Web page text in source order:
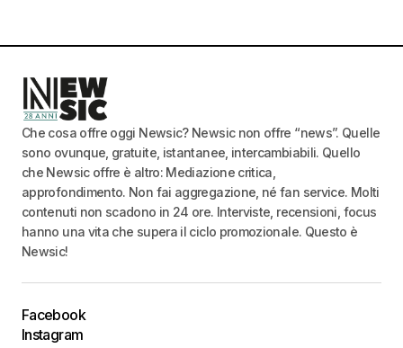
Che cosa offre oggi Newsic? Newsic non offre “news”. Quelle
sono ovunque, gratuite, istantanee, intercambiabili. Quello
che Newsic offre è altro: Mediazione critica,
approfondimento. Non fai aggregazione, né fan service. Molti
contenuti non scadono in 24 ore. Interviste, recensioni, focus
hanno una vita che supera il ciclo promozionale. Questo è
Newsic!
Facebook
Instagram